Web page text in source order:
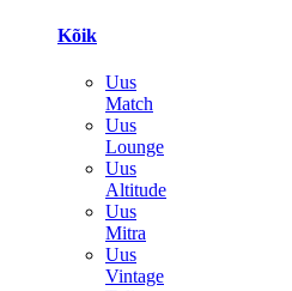
Kõik
Uus
Match
Uus
Lounge
Uus
Altitude
Uus
Mitra
Uus
Vintage